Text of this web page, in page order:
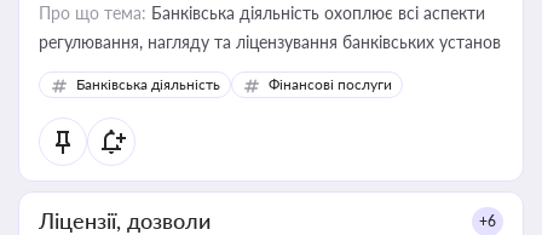
Про що тема: Банківська діяльність охоплює всі аспекти
регулювання, нагляду та ліцензування банківських установ
Банківська діяльність Фінансові послуги
Ліцензії, дозволи +6